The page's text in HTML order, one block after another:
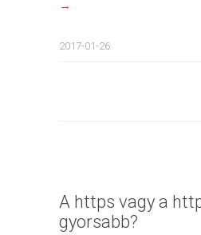
→
2017-01-26
A https vagy a
gyorsabb?